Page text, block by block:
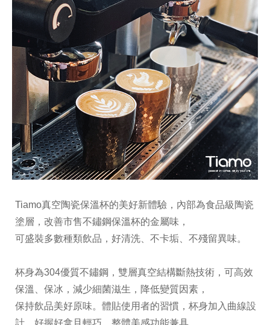
Tiamo真空陶瓷保溫杯的美好新體驗，內部為食品級陶瓷
塗層，改善市售不鏽鋼保溫杯的金屬味，
可盛裝多數種類飲品，好清洗、不卡垢、不殘留異味。
杯身為304優質不鏽鋼，雙層真空結構斷熱技術，可高效
保溫、保冰，減少細菌滋生，降低變質因素，
保持飲品美好原味。體貼使用者的習慣，杯身加入曲線設
計，好握好拿且輕巧，整體美感功能兼具，